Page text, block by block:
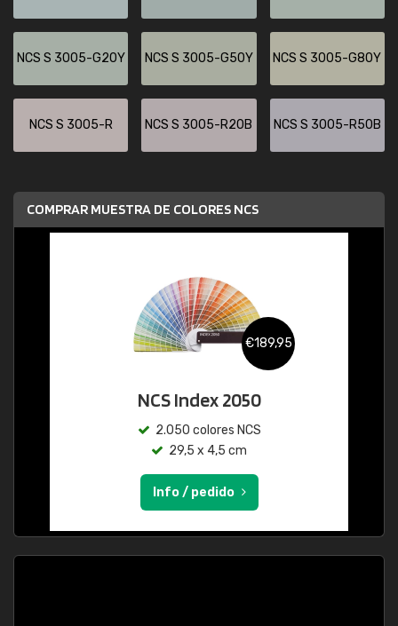
NCS S 3005-G20Y NCS S 3005-G50Y NCS S 3005-G80Y
NCS S 3005-R NCS S 3005-R20B NCS S 3005-R50B
COMPRAR MUESTRA DE COLORES NCS
€189,95
NCS Index 2050
2.050 colores NCS
29,5 x 4,5 cm
Info / pedido